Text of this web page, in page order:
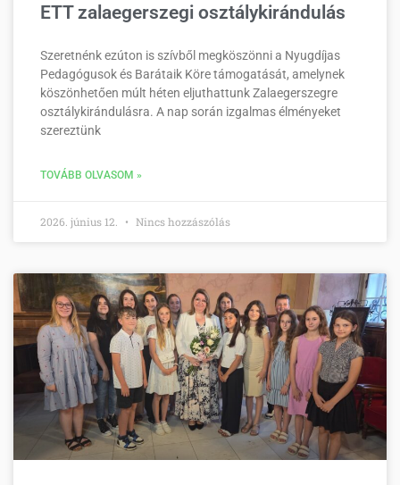
ETT zalaegerszegi osztálykirándulás
Szeretnénk ezúton is szívből megköszönni a Nyugdíjas
Pedagógusok és Barátaik Köre támogatását, amelynek
köszönhetően múlt héten eljuthattunk Zalaegerszegre
osztálykirándulásra. A nap során izgalmas élményeket
szereztünk
TOVÁBB OLVASOM »
2026. június 12. Nincs hozzászólás